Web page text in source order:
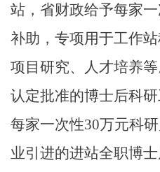
站，省财政给予每家
补助，专项用于工作
项目研究、人才培养
认定批准的博士后科
每家一次性30万元科
业引进的进站全职博